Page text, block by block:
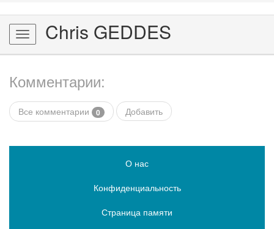
Toggle
navigation
Chris GEDDES
Комментарии:
Все комментарии 0 Добавить
О нас
Конфиденциальность
Страница памяти